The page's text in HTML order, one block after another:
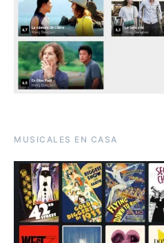
MUSICALES EN CASA